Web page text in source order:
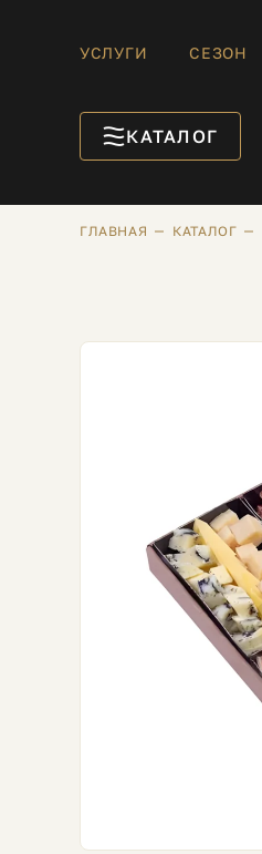
УСЛУГИ СЕЗОН
КАТАЛОГ
ГЛАВНАЯ КАТАЛОГ